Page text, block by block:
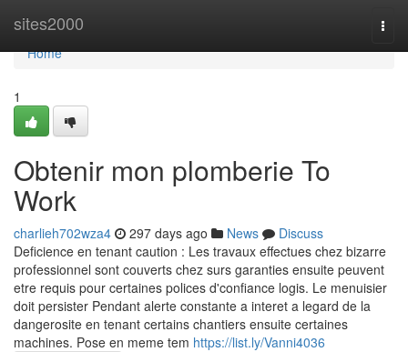
sites2000
Home
Home
1
Obtenir mon plomberie To
Work
charlieh702wza4 297 days ago News
Discuss
Deficience en tenant caution : Les travaux effectues chez bizarre
professionnel sont couverts chez surs garanties ensuite peuvent
etre requis pour certaines polices d'confiance logis. Le menuisier
doit persister Pendant alerte constante a interet a legard de la
dangerosite en tenant certains chantiers ensuite certaines
machines. Pose en meme tem https://list.ly/Vanni4036